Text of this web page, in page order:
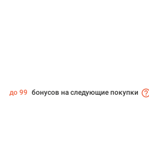
до 99 бонусов на следующие покупки